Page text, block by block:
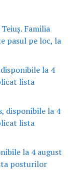
Familia
pasul pe loc, la
la 4
lista
disponibile la 4
lista
la 4 august
posturilor